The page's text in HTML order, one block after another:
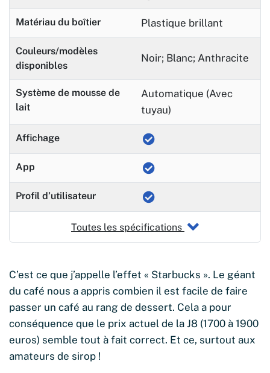
Matériau du boîtier Plastique brillant
Couleurs/modèles
disponibles
Noir; Blanc; Anthracite
Système de mousse de
lait
Automatique (Avec
tuyau)
Affichage
App
Profil d’utilisateur
Toutes les spécifications
C’est ce que j’appelle l’effet « Starbucks ». Le géant
du café nous a appris combien il est facile de faire
passer un café au rang de dessert. Cela a pour
conséquence que le prix actuel de la J8 (1700 à 1900
euros) semble tout à fait correct. Et ce, surtout aux
amateurs de sirop !